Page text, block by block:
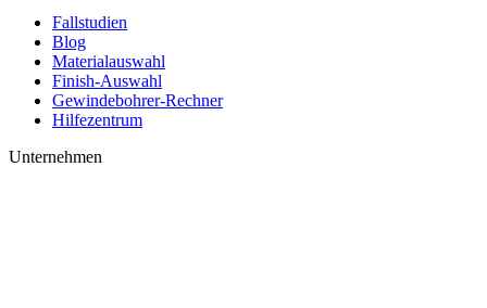
Fallstudien
Blog
Materialauswahl
Finish-Auswahl
Gewindebohrer-Rechner
Hilfezentrum
Unternehmen